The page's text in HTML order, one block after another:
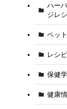
ハー
ジレ
ペット
レシピ
保健
健康